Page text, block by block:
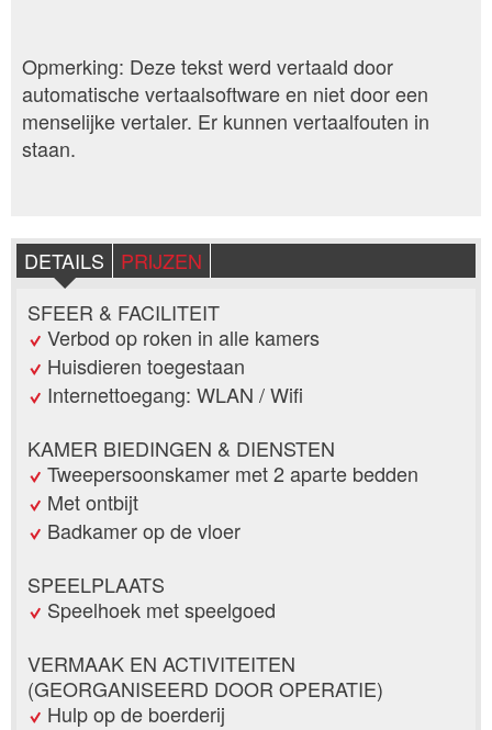
Opmerking: Deze tekst werd vertaald door
automatische vertaalsoftware en niet door een
menselijke vertaler. Er kunnen vertaalfouten in
staan.
DETAILS
PRIJZEN
SFEER & FACILITEIT
Verbod op roken in alle kamers
Huisdieren toegestaan
Internettoegang: WLAN / Wifi
KAMER BIEDINGEN & DIENSTEN
Tweepersoonskamer met 2 aparte bedden
Met ontbijt
Badkamer op de vloer
SPEELPLAATS
Speelhoek met speelgoed
VERMAAK EN ACTIVITEITEN
(GEORGANISEERD DOOR OPERATIE)
Hulp op de boerderij